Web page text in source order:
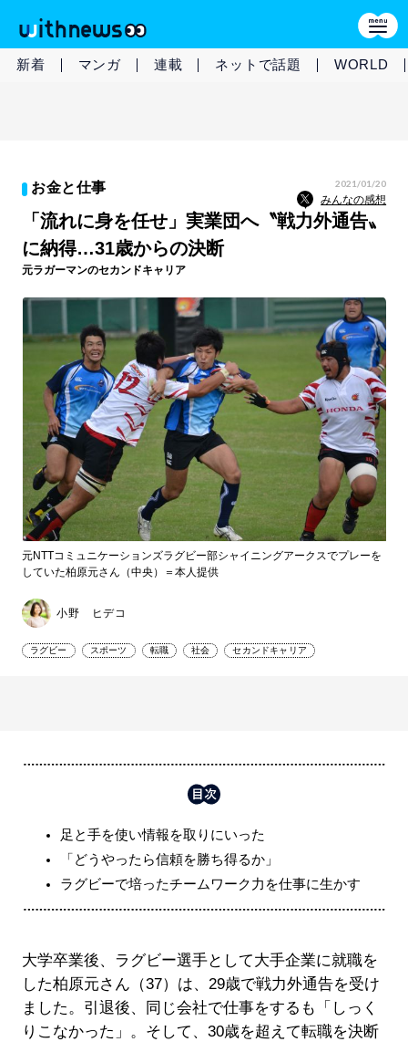
新着 マンガ 連載 ネットで話題 WORLD
お金と仕事 2021/01/20
みんなの感想
「流れに身を任せ」実業団へ〝戦力外通告〟
に納得…31歳からの決断
元ラガーマンのセカンドキャリア
元NTTコミュニケーションズラグビー部シャイニングアークスでプレーを
していた柏原元さん（中央）＝本人提供
小野 ヒデコ
ラグビー スポーツ 転職 社会 セカンドキャリア
足と手を使い情報を取りにいった
「どうやったら信頼を勝ち得るか」
ラグビーで培ったチームワーク力を仕事に生かす
大学卒業後、ラグビー選手として大手企業に就職を
した柏原元さん（37）は、29歳で戦力外通告を受け
ました。引退後、同じ会社で仕事をするも「しっく
りこなかった」。そして、30歳を超えて転職を決断